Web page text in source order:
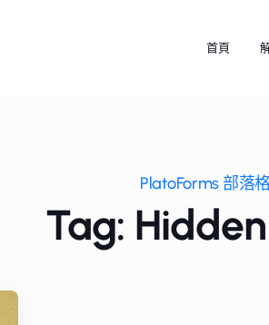
首頁
PlatoForms 部落
Tag: